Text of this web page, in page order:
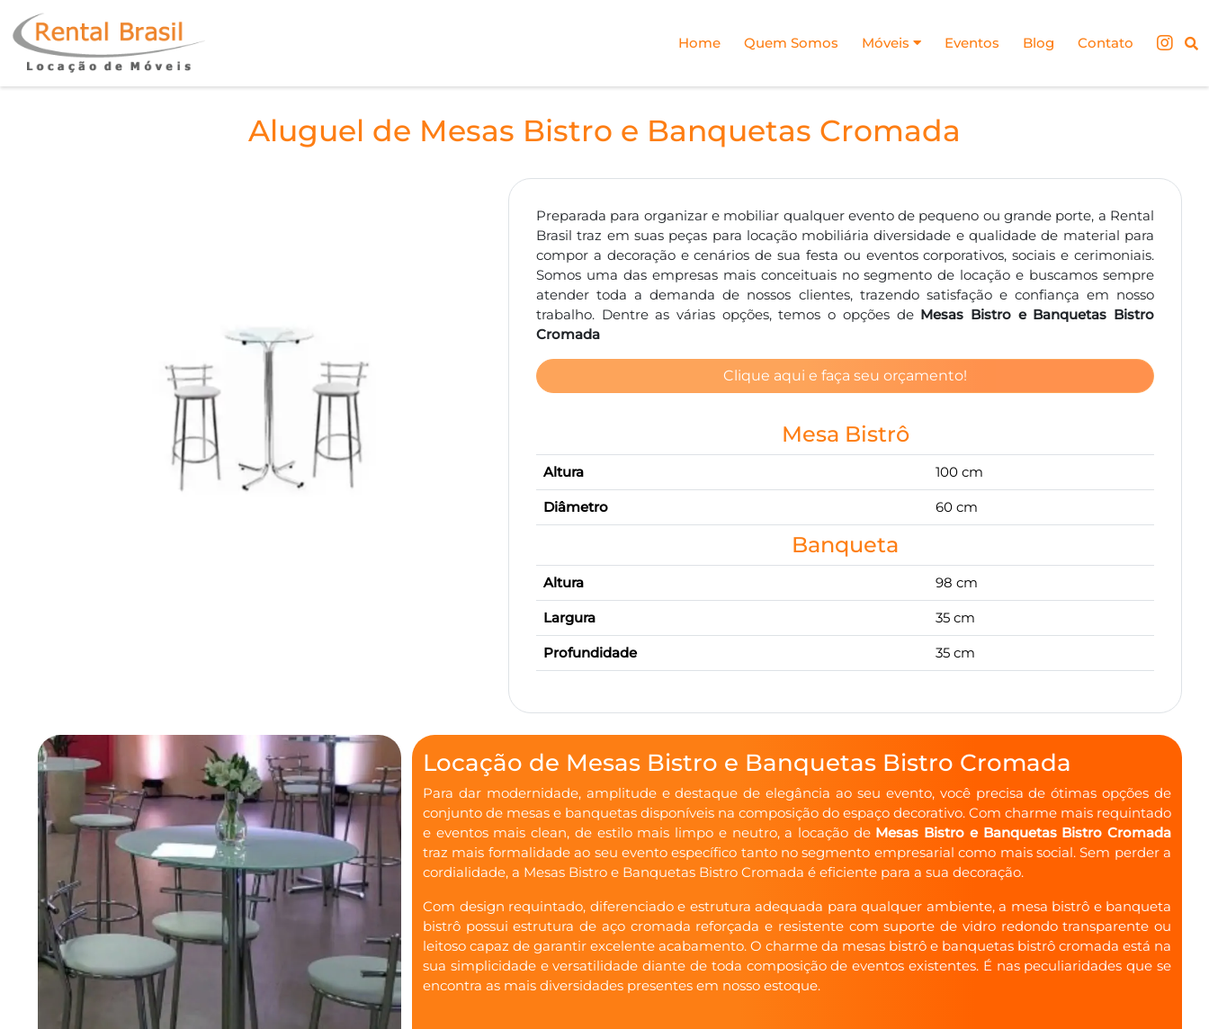
Home Quem Somos Móveis Eventos Blog Contato
Aluguel de Mesas Bistro e Banquetas Cromada
Preparada para organizar e mobiliar qualquer evento de pequeno ou grande porte, a Rental
Brasil traz em suas peças para locação mobiliária diversidade e qualidade de material para
compor a decoração e cenários de sua festa ou eventos corporativos, sociais e cerimoniais.
Somos uma das empresas mais conceituais no segmento de locação e buscamos sempre
atender toda a demanda de nossos clientes, trazendo satisfação e confiança em nosso
trabalho. Dentre as várias opções, temos o opções de Mesas Bistro e Banquetas Bistro
Cromada
Clique aqui e faça seu orçamento!
Mesa Bistrô
Altura 100 cm
Diâmetro 60 cm
Banqueta
Altura 98 cm
Largura 35 cm
Profundidade 35 cm
Locação de Mesas Bistro e Banquetas Bistro Cromada
Para dar modernidade, amplitude e destaque de elegância ao seu evento, você precisa de ótimas opções de
conjunto de mesas e banquetas disponíveis na composição do espaço decorativo. Com charme mais requintado
e eventos mais clean, de estilo mais limpo e neutro, a locação de Mesas Bistro e Banquetas Bistro Cromada
traz mais formalidade ao seu evento específico tanto no segmento empresarial como mais social. Sem perder a
cordialidade, a Mesas Bistro e Banquetas Bistro Cromada é eficiente para a sua decoração.
Com design requintado, diferenciado e estrutura adequada para qualquer ambiente, a mesa bistrô e banqueta
bistrô possui estrutura de aço cromada reforçada e resistente com suporte de vidro redondo transparente ou
leitoso capaz de garantir excelente acabamento. O charme da mesas bistrô e banquetas bistrô cromada está na
sua simplicidade e versatilidade diante de toda composição de eventos existentes. É nas peculiaridades que se
encontra as mais diversidades presentes em nosso estoque.